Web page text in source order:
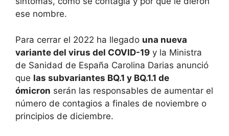
ese nombre.
Para cerrar el 2022 ha llegado una nueva
variante del virus del COVID-19 y la Ministra
de Sanidad de España Carolina Darias anunció
que las subvariantes BQ.1 y BQ.1.1 de
ómicron serán las responsables de aumentar el
número de contagios a finales de noviembre o
principios de diciembre.